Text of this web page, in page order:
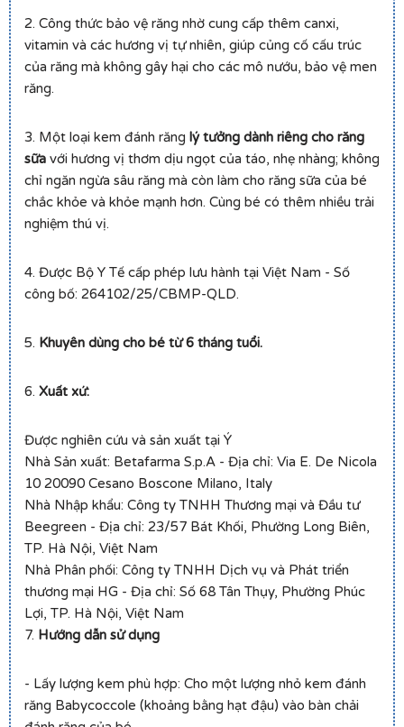
2. Công thức bảo vệ răng nhờ cung cấp thêm canxi,
vitamin và các hương vị tự nhiên, giúp củng cố cấu trúc
của răng mà không gây hại cho các mô nướu, bảo vệ men
răng.
3. Một loại kem đánh răng lý tưởng dành riêng cho răng
sữa với hương vị thơm dịu ngọt của táo, nhẹ nhàng; không
chỉ ngăn ngừa sâu răng mà còn làm cho răng sữa của bé
chắc khỏe và khỏe mạnh hơn. Cùng bé có thêm nhiều trải
nghiệm thú vị.
4. Được Bộ Y Tế cấp phép lưu hành tại Việt Nam - Số
công bố: 264102/25/CBMP-QLD.
5. Khuyên dùng cho bé từ 6 tháng tuổi.
6. Xuất xứ:
Được nghiên cứu và sản xuất tại Ý
Nhà Sản xuất: Betafarma S.p.A - Địa chỉ: Via E. De Nicola
10 20090 Cesano Boscone Milano, Italy
Nhà Nhập khẩu: Công ty TNHH Thương mại và Đầu tư
Beegreen - Địa chỉ: 23/57 Bát Khối, Phường Long Biên,
TP. Hà Nội, Việt Nam
Nhà Phân phối: Công ty TNHH Dịch vụ và Phát triển
thương mại HG - Địa chỉ: Số 68 Tân Thụy, Phường Phúc
Lợi, TP. Hà Nội, Việt Nam
7. Hướng dẫn sử dụng
- Lấy lượng kem phù hợp: Cho một lượng nhỏ kem đánh
răng Babycoccole (khoảng bằng hạt đậu) vào bàn chải